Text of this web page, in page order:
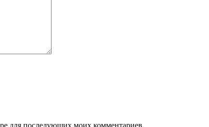
для последующих моих комментариев.